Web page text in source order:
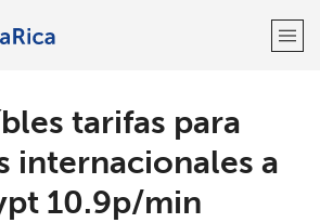
¡Bienvenido!
tarifas para
internacionales a
⁦10.9p⁩/min